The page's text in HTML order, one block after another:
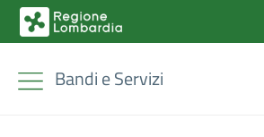
Bandi e Servizi